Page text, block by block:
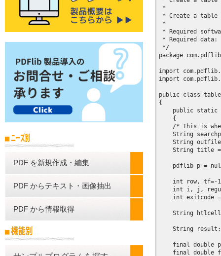
PDF を新規作成・編集
PDF からテキスト・画像抽出
PDF から情報取得